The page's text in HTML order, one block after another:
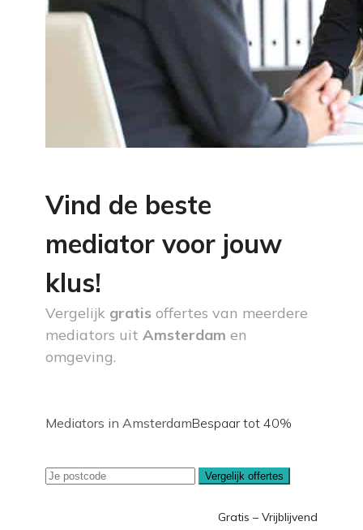
Vind de beste
mediator voor jouw
klus!
Vergelijk gratis offertes van meerdere
mediators uit Amsterdam en
omgeving.
Mediators in AmsterdamBespaar tot 40%
Vergelijk offertes
Gratis – Vrijblijvend